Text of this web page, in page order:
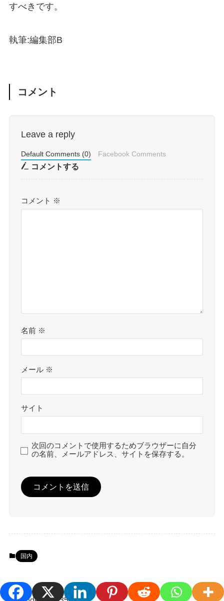
すべきです。
執筆:編集部B
コメント
Leave a reply
Default Comments (0) Facebook Comments
コメントする
コメント ※
名前 ※
メール ※
サイト
次回のコメントで使用するためブラウザーに自分
の名前、メールアドレス、サイトを保存する。
国内